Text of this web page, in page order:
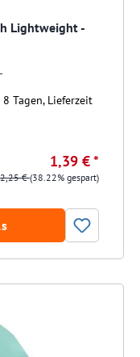
Lightweight -
Tagen, Lieferzeit
1,39 € *
2,25 €(38.22% gespart)